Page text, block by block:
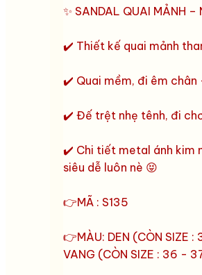
✨ SANDAL QUAI MẢNH –
✔️ Thiết kế quai mảnh
✔️ Quai mềm, đi êm chân
✔️ Đế trệt nhẹ tênh, đi
✔️ Chi tiết metal ánh kim
siêu dễ luôn nè 😝
👉MÃ : S135
👉MÀU: DEN (CÒN
VANG (CÒN SIZE : 36 -